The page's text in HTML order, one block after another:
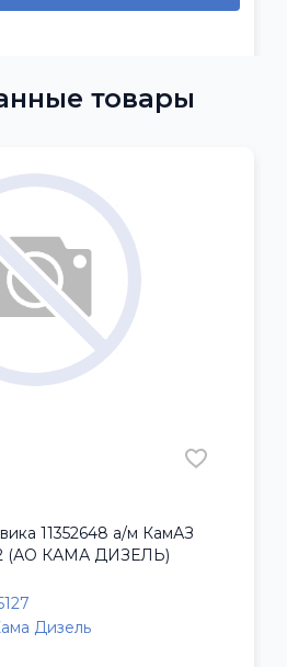
товары
11352648 а/м КамАЗ
(АО КАМА ДИЗЕЛЬ)
Дизель